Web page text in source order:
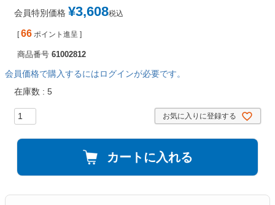
会員特別価格 ¥3,608税込
[ 66 ポイント進呈 ]
商品番号 61002812
会員価格で購入するにはログインが必要です。
在庫数
5
お気に入りに登録する
カートに入れる